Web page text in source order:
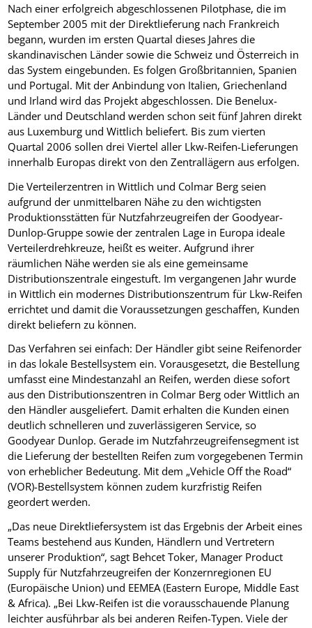
Nach einer erfolgreich abgeschlossenen Pilotphase, die im
September 2005 mit der Direktlieferung nach Frankreich
begann, wurden im ersten Quartal dieses Jahres die
skandinavischen Länder sowie die Schweiz und Österreich in
das System eingebunden. Es folgen Großbritannien, Spanien
und Portugal. Mit der Anbindung von Italien, Griechenland
und Irland wird das Projekt abgeschlossen. Die Benelux-
Länder und Deutschland werden schon seit fünf Jahren direkt
aus Luxemburg und Wittlich beliefert. Bis zum vierten
Quartal 2006 sollen drei Viertel aller Lkw-Reifen-Lieferungen
innerhalb Europas direkt von den Zentrallägern aus erfolgen.
Die Verteilerzentren in Wittlich und Colmar Berg seien
aufgrund der unmittelbaren Nähe zu den wichtigsten
Produktionsstätten für Nutzfahrzeugreifen der Goodyear-
Dunlop-Gruppe sowie der zentralen Lage in Europa ideale
Verteilerdrehkreuze, heißt es weiter. Aufgrund ihrer
räumlichen Nähe werden sie als eine gemeinsame
Distributionszentrale eingestuft. Im vergangenen Jahr wurde
in Wittlich ein modernes Distributionszentrum für Lkw-Reifen
errichtet und damit die Voraussetzungen geschaffen, Kunden
direkt beliefern zu können.
Das Verfahren sei einfach: Der Händler gibt seine Reifenorder
in das lokale Bestellsystem ein. Vorausgesetzt, die Bestellung
umfasst eine Mindestanzahl an Reifen, werden diese sofort
aus den Distributionszentren in Colmar Berg oder Wittlich an
den Händler ausgeliefert. Damit erhalten die Kunden einen
deutlich schnelleren und zuverlässigeren Service, so
Goodyear Dunlop. Gerade im Nutzfahrzeugreifensegment ist
die Lieferung der bestellten Reifen zum vorgegebenen Termin
von erheblicher Bedeutung. Mit dem „Vehicle Off the Road“
(VOR)-Bestellsystem können zudem kurzfristig Reifen
geordert werden.
„Das neue Direktliefersystem ist das Ergebnis der Arbeit eines
Teams bestehend aus Kunden, Händlern und Vertretern
unserer Produktion“, sagt Behcet Toker, Manager Product
Supply für Nutzfahrzeugreifen der Konzernregionen EU
(Europäische Union) und EEMEA (Eastern Europe, Middle East
& Africa). „Bei Lkw-Reifen ist die vorausschauende Planung
leichter ausführbar als bei anderen Reifen-Typen. Viele der